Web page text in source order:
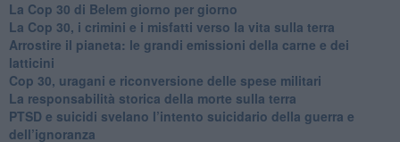
​La Cop 30 di Belem giorno per giorno
La Cop 30, i crimini e i misfatti verso la vita sulla terra
Arrostire il pianeta: le grandi emissioni della carne e dei
latticini
​Cop 30, uragani e riconversione delle spese militari
La responsabilità storica della morte sulla terra
PTSD e suicidi svelano l’intento suicidario della guerra e
dell’ignoranza